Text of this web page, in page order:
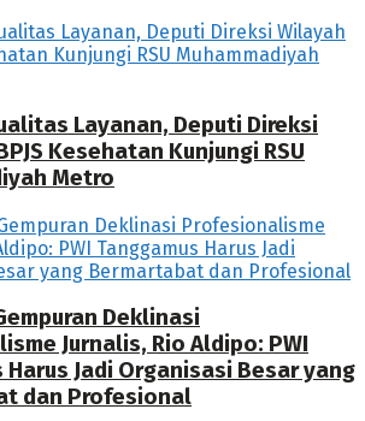
Layanan, Deputi Direksi
Kesehatan Kunjungi RSU
Metro
Deklinasi
Jurnalis, Rio Aldipo: PWI
Harus Jadi Organisasi Besar yang
dan Profesional